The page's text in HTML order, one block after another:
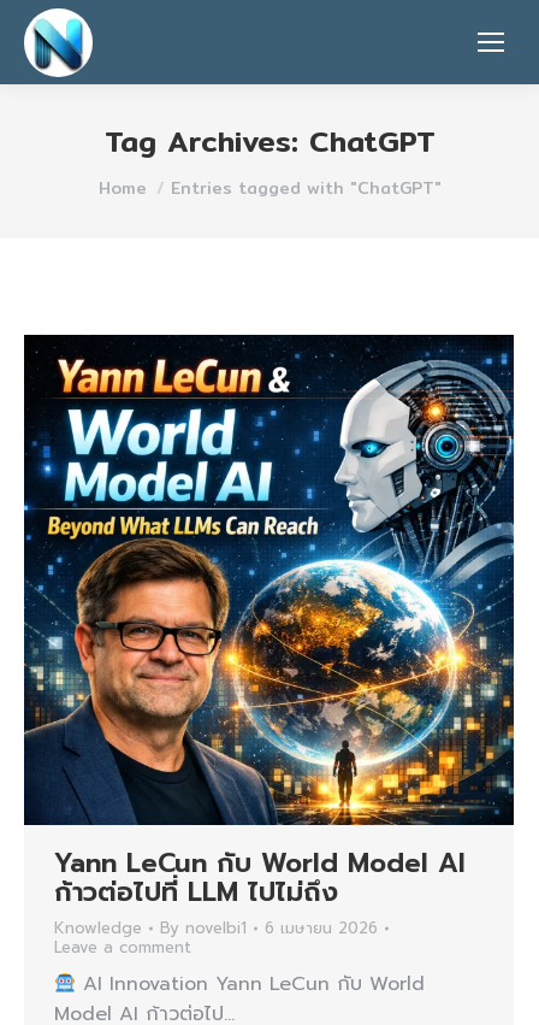
Tag Archives: ChatGPT
You are here:
Home Entries tagged with "ChatGPT"
Yann LeCun กับ World Model AI
ก้าวต่อไปที่ LLM ไปไม่ถึง
Knowledge By novelbi1
6 เมษายน 2026
Leave a comment
AI Innovation Yann LeCun กับ World
Model AI ก้าวต่อไป…